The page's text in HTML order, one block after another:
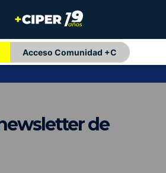
Acceso Comunidad +C
de